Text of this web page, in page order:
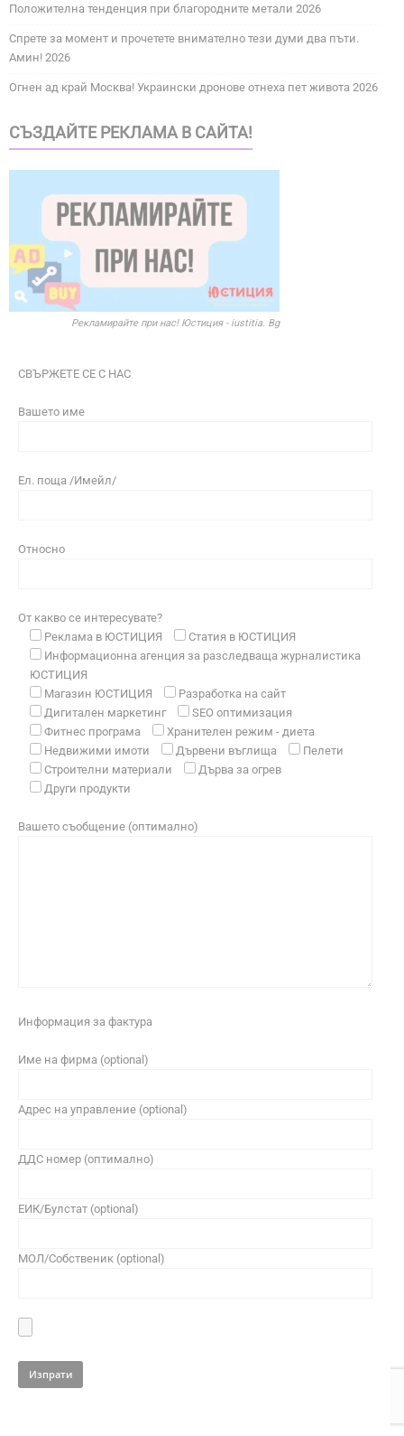
Положителна тенденция при благородните метали 2026
Спрете за момент и прочетете внимателно тези думи два пъти.
Амин! 2026
Огнен ад край Москва! Украински дронове отнеха пет живота 2026
СЪЗДАЙТЕ РЕКЛАМА В САЙТА!
Рекламирайте при нас! Юстиция - iustitia. Bg
СВЪРЖЕТЕ СЕ С НАС
Вашето име
Ел. поща /Имейл/
Относно
От какво се интересувате?
Реклама в ЮСТИЦИЯ
Статия в ЮСТИЦИЯ
Информационна агенция за разследваща журналистика
ЮСТИЦИЯ
Магазин ЮСТИЦИЯ
Разработка на сайт
Дигитален маркетинг
SEO оптимизация
Фитнес програма
Хранителен режим - диета
Недвижими имоти
Дървени въглища
Пелети
Строителни материали
Дърва за огрев
Други продукти
Вашето съобщение (оптимално)
Информация за фактура
Име на фирма (optional)
Адрес на управление (optional)
ДДС номер (оптимално)
ЕИК/Булстат (optional)
МОЛ/Собственик (optional)